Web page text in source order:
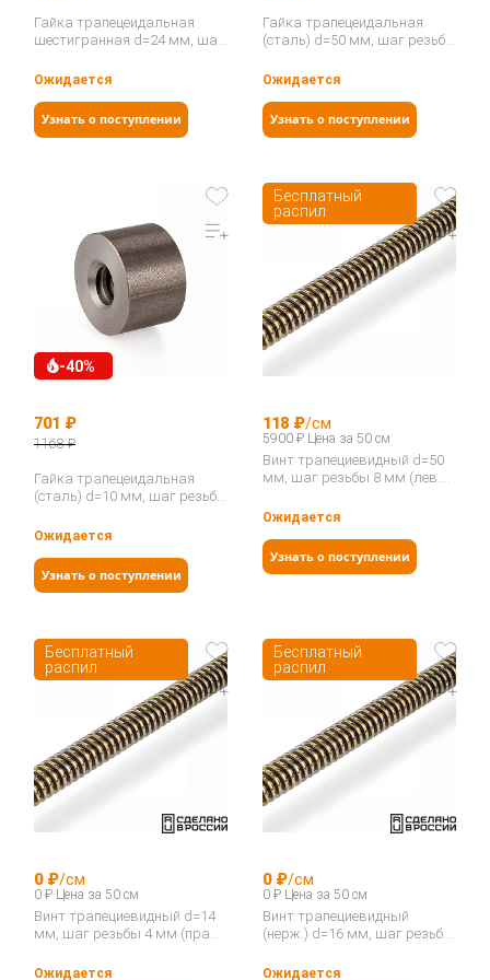
Гайка трапецеидальная
шестигранная d=24 мм, шаг
SKM 24-5-D…
Ожидается
Узнать о поступлении
Гайка трапецеидальная
(сталь) d=50 мм, шаг резьбы
8-D…
Ожидается
Узнать о поступлении
-40%
701 ₽
1168 ₽
Гайка трапецеидальная
(сталь) d=10 мм, шаг резьбы
G…
Ожидается
Узнать о поступлении
Бесплатный
распил
118 ₽/см
5900 ₽ Цена за 50 см
Винт трапециевидный d=50
мм, шаг резьбы 8 мм (лев.
Ожидается
Узнать о поступлении
Бесплатный
распил
0 ₽/см
0 ₽ Цена за 50 см
Винт трапециевидный d=14
мм, шаг резьбы 4 мм (прав.
Ожидается
Бесплатный
распил
0 ₽/см
0 ₽ Цена за 50 см
Винт трапециевидный
(нерж.) d=16 мм, шаг резьбы
G…
Ожидается